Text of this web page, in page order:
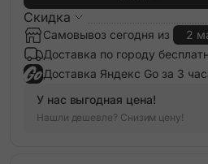
Скидка
Самовывоз сегодня из
2
Доставка по городу
Доставка Яндекс Go за 3
У нас выгодная цена!
Нашли дешевле? Снизим цену!